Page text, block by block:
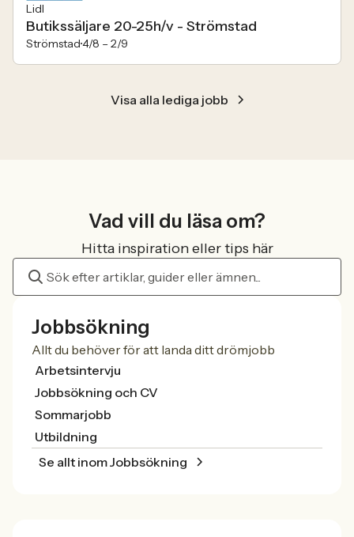
Lidl
Butikssäljare 20-25h/v - Strömstad
Strömstad4/8 – 2/9
Visa alla lediga jobb
Vad vill du läsa om?
Hitta inspiration eller tips här
Jobbsökning
Allt du behöver för att landa ditt drömjobb
Arbetsintervju
Jobbsökning och CV
Sommarjobb
Utbildning
Se allt inom Jobbsökning